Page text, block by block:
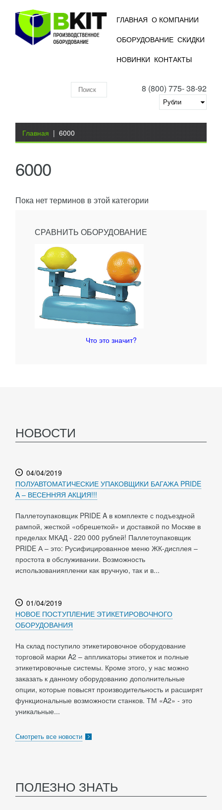
ГЛАВНАЯ О КОМПАНИИ
ОБОРУДОВАНИЕ СКИДКИ
НОВИНКИ КОНТАКТЫ
8 (800) 775- 38-92
складу
Вы здесь
Главная | 6000
6000
Пока нет терминов в этой категории
СРАВНИТЬ ОБОРУДОВАНИЕ
Что это значит?
НОВОСТИ
04/04/2019
ПОЛУАВТОМАТИЧЕСКИЕ УПАКОВЩИКИ БАГАЖА PRIDE
A – ВЕСЕННЯЯ АКЦИЯ!!!
Паллетоупаковщик PRIDE A в комплекте с подъездной
рампой, жесткой «обрешеткой» и доставкой по Москве в
пределах МКАД - 220 000 рублей! Паллетоупаковщик
PRIDE А – это: Русифицированное меню ЖК-дисплея –
простота в обслуживании. Возможность
использованияпленки как вручную, так и в...
01/04/2019
НОВОЕ ПОСТУПЛЕНИЕ ЭТИКЕТИРОВОЧНОГО
ОБОРУДОВАНИЯ
На склад поступило этикетировочное оборудование
торговой марки A2 – аппликаторы этикеток и полные
этикетировочные системы. Кроме этого, у нас можно
заказать к данному оборудованию дополнительные
опции, которые повысят производительность и расширят
функциональные возможности станков. ТМ «A2» - это
уникальные...
Смотреть все новости
ПОЛЕЗНО ЗНАТЬ